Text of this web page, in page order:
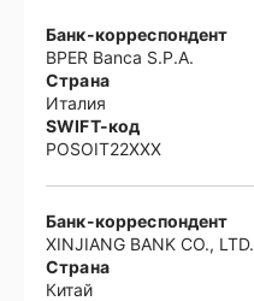
Банк-корреспондент
BPER Banca S.P.A.
Страна
Италия
SWIFT-код
POSOIT22XXX
Банк-корреспондент
XINJIANG BANK CO., LTD.
Страна
Китай